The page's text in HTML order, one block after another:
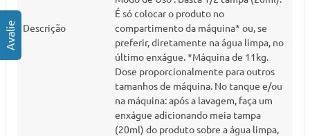
Descrição
É só colocar o produto no
compartimento da máquina* ou, se
preferir, diretamente na água limpa, no
último enxágue. *Máquina de 11kg.
Dose proporcionalmente para outros
tamanhos de máquina. No tanque e/ou
na máquina: após a lavagem, faça um
enxágue adicionando meia tampa
(20ml) do produto sobre a água limpa,